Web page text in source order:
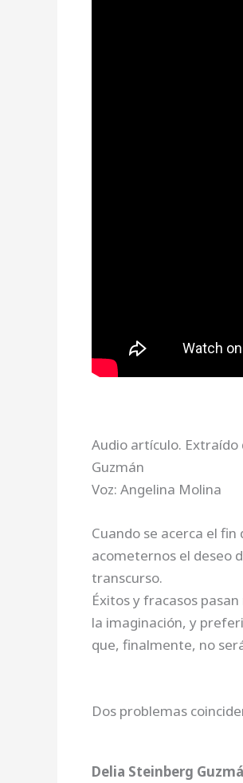
Audio artículo.
Guzmán
Voz: Angelina Molina
Cuando se acerca el
acometernos el deseo
transcurso.
Éxitos y fracasos
la imaginación, y
que, finalmente, no
Dos problemas
Delia Steinberg